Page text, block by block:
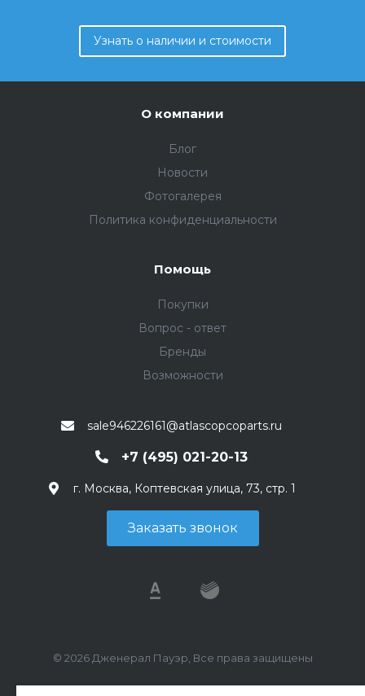
Узнать о наличии и стоимости
О компании
Блог
Новости
Фотогалерея
Политика конфиденциальности
Помощь
Покупки
Вопрос - ответ
Бренды
Возможности
sale946226161@atlascopcoparts.ru
+7 (495) 021-20-13
г. Москва, Коптевская улица, 73, стр. 1
Заказать звонок
© 2026 Дженерал Пауэр, Все права защищены